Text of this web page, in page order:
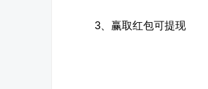
3、赢取红包可提现